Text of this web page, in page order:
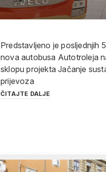
Predstavljeno je posljednjih
nova autobusa Autotroleja
sklopu projekta Jačanje
prijevoza
ČITAJTE DALJE